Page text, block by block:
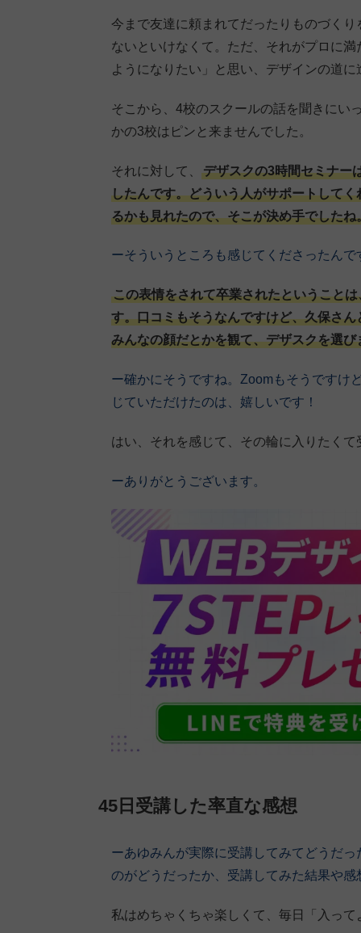
今まで友達に頼まれてだったりものづく
ないといけなくて。ただ、それがプロに
ようになりたい」と思い、デザインの道
そこから、4校のスクールの話を聞きにい
かの3校はピンと来ませんでした。
それに対して、
デザスクの3時間セミナー
したんです。どういう人がサポートして
るかも見れたので、そこが決め手でしたね
ーそういうところも感じてくださったん
この表情をされて卒業されたということ
す。口コミもそうなんですけど、久保さ
みんなの顔だとかを観て、デザスクを選び
ー確かにそうですね。Zoomもそうですけ
じていただけたのは、嬉しいです！
はい、それを感じて、その輪に入りたくて
ーありがとうございます。
45日受講した率直な感想
ーあゆみんが実際に受講してみてどうだ
のがどうだったか、受講してみた結果や
私はめちゃくちゃ楽しくて、毎日「入っ